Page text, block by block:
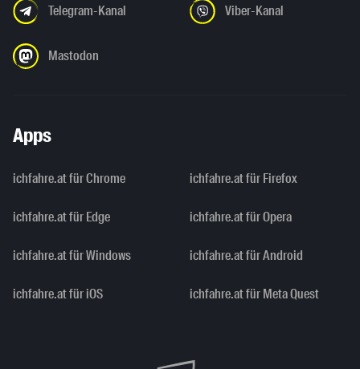
Telegram-Kanal Viber-Kanal
Mastodon
Apps
ichfahre.at für Chrome ichfahre.at für Firefox
ichfahre.at für Edge ichfahre.at für Opera
ichfahre.at für Windows ichfahre.at für Android
ichfahre.at für iOS ichfahre.at für Meta Quest